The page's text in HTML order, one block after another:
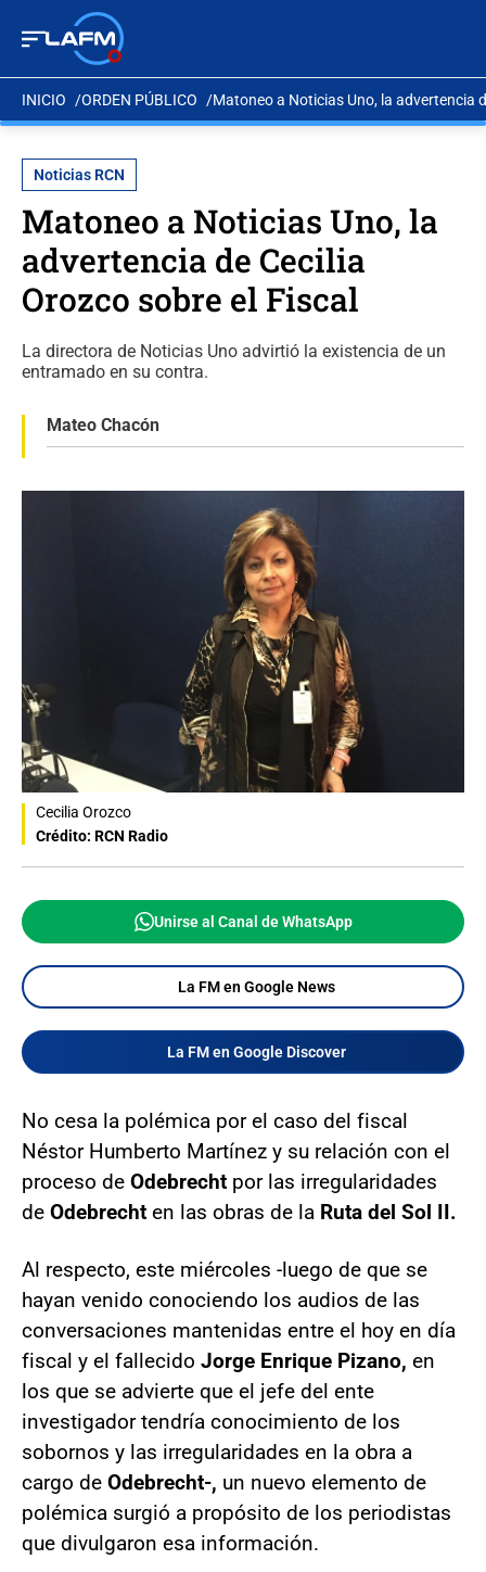
INICIO ORDEN PÚBLICO Matoneo a Noticias Uno, la advertencia
Noticias RCN
Matoneo a Noticias Uno, la
advertencia de Cecilia
Orozco sobre el Fiscal
La directora de Noticias Uno advirtió la existencia de un
entramado en su contra.
Mateo Chacón
Cecilia Orozco
Crédito: RCN Radio
Unirse al Canal de WhatsApp
La FM en Google News
La FM en Google Discover
No cesa la polémica por el caso del fiscal
Néstor Humberto Martínez y su relación con el
proceso de Odebrecht por las irregularidades
de Odebrecht en las obras de la Ruta del Sol II.
Al respecto, este miércoles -luego de que se
hayan venido conociendo los audios de las
conversaciones mantenidas entre el hoy en día
fiscal y el fallecido Jorge Enrique Pizano, en
los que se advierte que el jefe del ente
investigador tendría conocimiento de los
sobornos y las irregularidades en la obra a
cargo de Odebrecht-, un nuevo elemento de
polémica surgió a propósito de los periodistas
que divulgaron esa información.